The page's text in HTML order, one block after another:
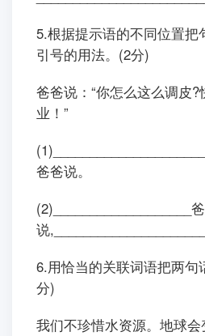
5.根据提示语的不同位置把
引号的用法。(2分)
爸爸说：“你怎么这么调皮
业！”
爸爸说。
(2)___________________
说
6.用恰当的关联词语把两句
分)
我们不珍惜水资源。地球